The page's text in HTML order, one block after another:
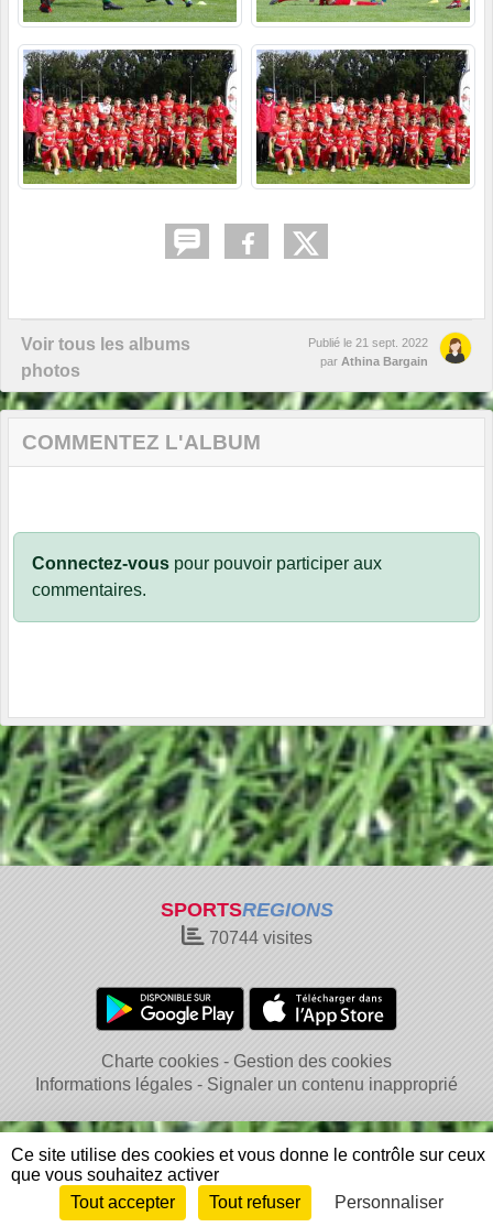
Voir tous les albums
photos
Publié le 21 sept. 2022
par Athina Bargain
COMMENTEZ L'ALBUM
Connectez-vous pour pouvoir participer aux
commentaires.
SPORTSREGIONS
70744visites
Charte cookies
Gestion des cookies
Informations légales
Signaler un contenu inapproprié
Envie de participer ? Connexion
Ce site utilise des cookies et vous donne le contrôle sur ceux
que vous souhaitez activer
Tout accepter
Tout refuser Personnaliser